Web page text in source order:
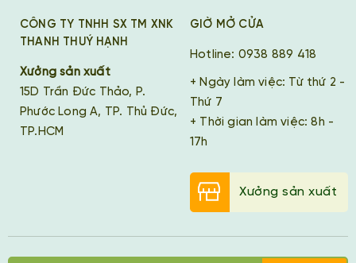
CÔNG TY TNHH SX TM XNK
THANH THUÝ HẠNH
Xưởng sản xuất
15D Trần Đức Thảo, P.
Phước Long A, TP. Thủ Đức,
TP.HCM
GIỜ MỞ CỬA
Hotline: 0938 889 418
+ Ngày làm việc: Từ thứ 2 -
Thứ 7
+ Thời gian làm việc: 8h -
17h
Xưởng sản xuất